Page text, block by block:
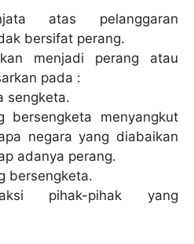
atas pelanggaran
bersifat perang.
menjadi perang atau
pada :
sengketa.
bersengketa menyangkut
negara yang diabaikan
adanya perang.
bersengketa.
pihak-pihak yang